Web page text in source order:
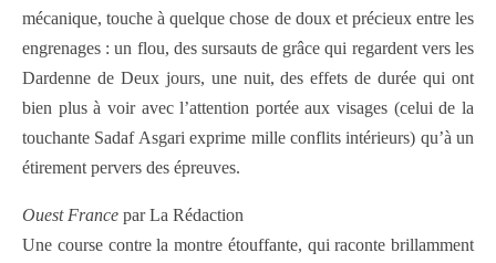
mécanique, touche à quelque chose de doux et précieux entre les
engrenages : un flou, des sursauts de grâce qui regardent vers les
Dardenne de Deux jours, une nuit, des effets de durée qui ont
bien plus à voir avec l’attention portée aux visages (celui de la
touchante Sadaf Asgari exprime mille conflits intérieurs) qu’à un
étirement pervers des épreuves.
Ouest France par La Rédaction
Une course contre la montre étouffante, qui raconte brillamment